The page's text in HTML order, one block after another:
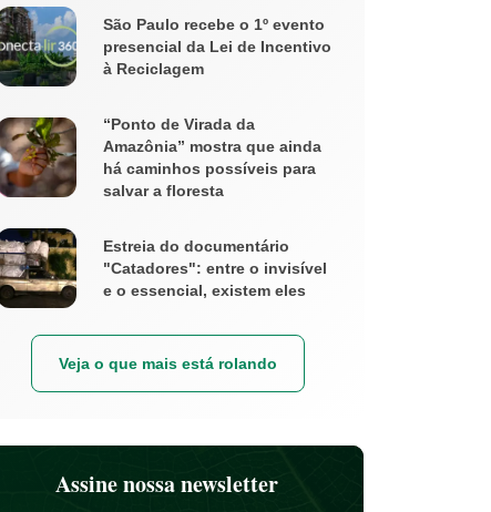
São Paulo recebe o 1º evento
presencial da Lei de Incentivo
à Reciclagem
“Ponto de Virada da
Amazônia” mostra que ainda
há caminhos possíveis para
salvar a floresta
Estreia do documentário
"Catadores": entre o invisível
e o essencial, existem eles
Veja o que mais está rolando
Assine nossa newsletter